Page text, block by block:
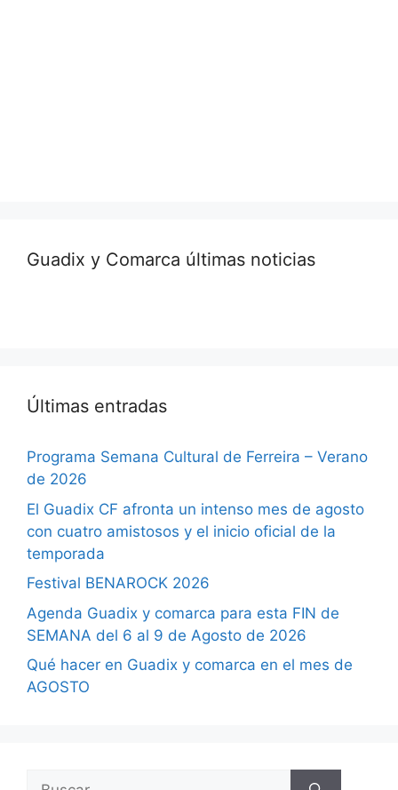
Guadix y Comarca últimas noticias
Últimas entradas
Programa Semana Cultural de Ferreira – Verano
de 2026
El Guadix CF afronta un intenso mes de agosto
con cuatro amistosos y el inicio oficial de la
temporada
Festival BENAROCK 2026
Agenda Guadix y comarca para esta FIN de
SEMANA del 6 al 9 de Agosto de 2026
Qué hacer en Guadix y comarca en el mes de
AGOSTO
Buscar: